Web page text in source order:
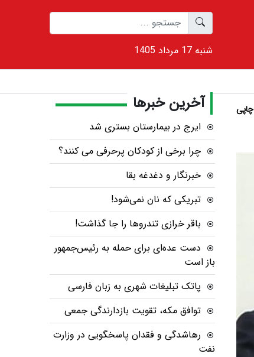
1405 شنبه 17 مرداد
آخرین خبرها
ایرج در بیمارستان بستری شد
چرا برخی از کودکان پرحرفی می کنند؟
خبرنگار و دغدغه بقا
تبریکی که نان نمی‌شود!
باقر خرازی تندروها را جا گذاشت!
دست عده‌ای برای حمله به رئیس‌جمهور
باز است
پاتک تبلیغات شهری به زبان فارسی
توافق مکه، تقویت بازدارندگی جمعی
رهاشدگی و فقدان پاسخگویی در وزارت
نفت